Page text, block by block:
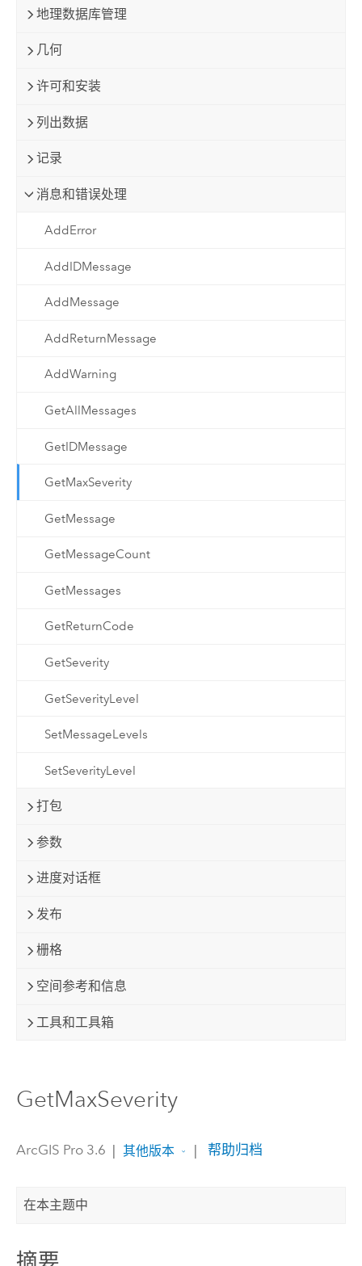
地理数据库管理
几何
许可和安装
列出数据
记录
消息和错误处理
AddError
AddIDMessage
AddMessage
AddReturnMessage
AddWarning
GetAllMessages
GetIDMessage
GetMaxSeverity
GetMessage
GetMessageCount
GetMessages
GetReturnCode
GetSeverity
GetSeverityLevel
SetMessageLevels
SetSeverityLevel
打包
参数
进度对话框
发布
栅格
空间参考和信息
工具和工具箱
GetMaxSeverity
ArcGIS Pro 3.6 | 其他版本 | 帮助归档
在本主题中